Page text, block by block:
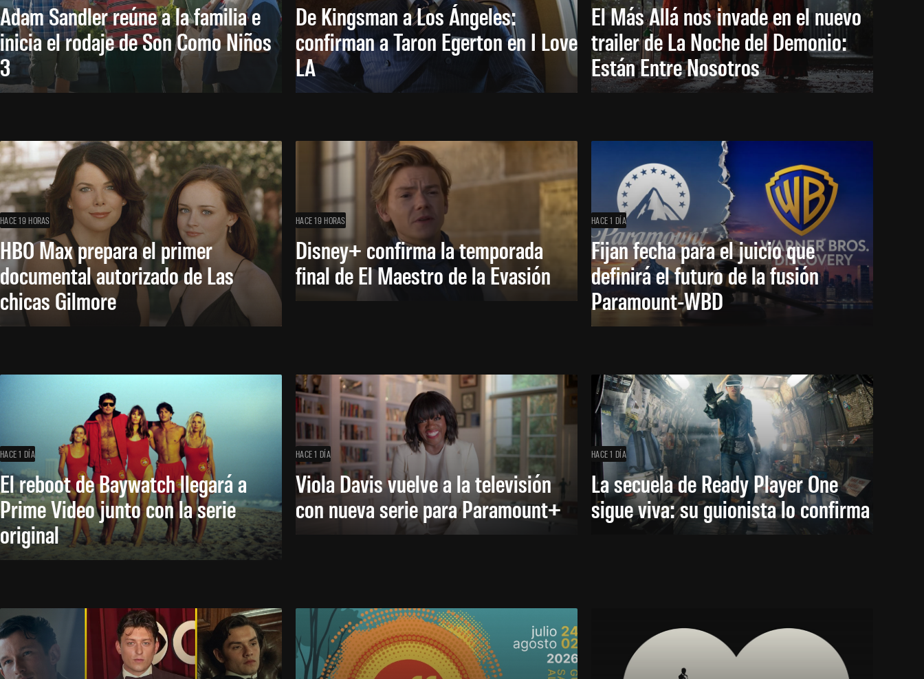
Adam Sandler reúne a la familia e
inicia el rodaje de Son Como Niños
3
De Kingsman a Los Ángeles:
confirman a Taron Egerton en I Love
LA
El Más Allá nos invade en el nuevo
trailer de La Noche del Demonio:
Están Entre Nosotros
HACE 19 HORAS
HBO Max prepara el primer
documental autorizado de Las
chicas Gilmore
HACE 19 HORAS
Disney+ confirma la temporada
final de El Maestro de la Evasión
HACE 1 DÍA
Fijan fecha para el juicio que
definirá el futuro de la fusión
Paramount-WBD
HACE 1 DÍA
El reboot de Baywatch llegará a
Prime Video junto con la serie
original
HACE 1 DÍA
Viola Davis vuelve a la televisión
con nueva serie para Paramount+
HACE 1 DÍA
La secuela de Ready Player One
sigue viva: su guionista lo confirma